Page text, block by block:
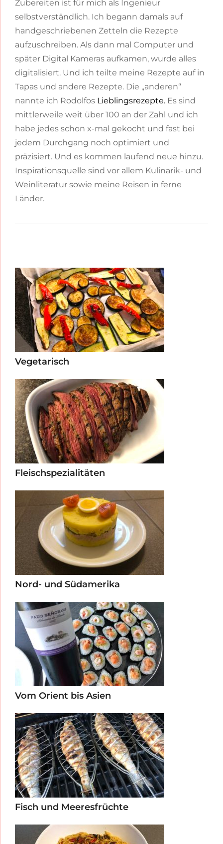
Zubereiten ist für mich als Ingenieur
selbstverständlich. Ich begann damals auf
handgeschriebenen Zetteln die Rezepte
aufzuschreiben. Als dann mal Computer und
später Digital Kameras aufkamen, wurde alles
digitalisiert. Und ich teilte meine Rezepte auf in
Tapas und andere Rezepte. Die „anderen“
nannte ich Rodolfos Lieblingsrezepte. Es sind
mittlerweile weit über 100 an der Zahl und ich
habe jedes schon x-mal gekocht und fast bei
jedem Durchgang noch optimiert und
präzisiert. Und es kommen laufend neue hinzu.
Inspirationsquelle sind vor allem Kulinarik- und
Weinliteratur sowie meine Reisen in ferne
Länder.
Vegetarisch
Fleischspezialitäten
Nord- und Südamerika
Vom Orient bis Asien
Fisch und Meeresfrüchte